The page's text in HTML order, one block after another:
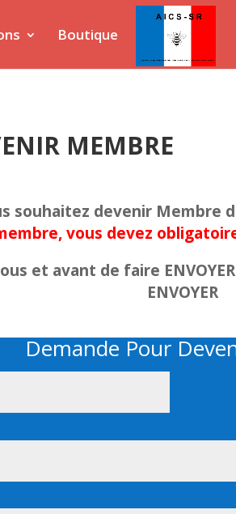
Boutique
MEMBRE
souhaitez devenir Membre
vous devez
et avant de faire
ENVOYER
Demande Pour